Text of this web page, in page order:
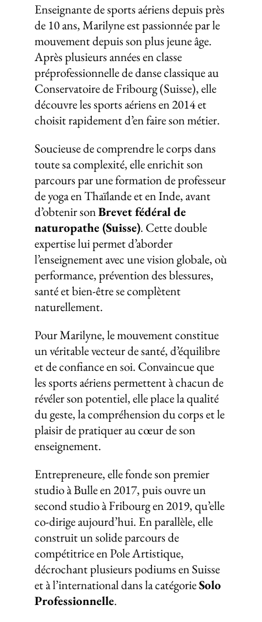
Enseignante de sports aériens depuis près
de 10 ans, Marilyne est passionnée par le
mouvement depuis son plus jeune âge.
Après plusieurs années en classe
préprofessionnelle de danse classique au
Conservatoire de Fribourg (Suisse), elle
découvre les sports aériens en 2014 et
choisit rapidement d’en faire son métier.
Soucieuse de comprendre le corps dans
toute sa complexité, elle enrichit son
parcours par une formation de professeur
de yoga en Thaïlande et en Inde, avant
d’obtenir sonBrevet fédéral de
naturopathe (Suisse). Cette double
expertise lui permet d’aborder
l’enseignement avec une vision globale, où
performance, prévention des blessures,
santé et bien-être se complètent
naturellement.
Pour Marilyne, le mouvement constitue
un véritable vecteur de santé, d’équilibre
et de confiance en soi. Convaincue que
les sports aériens permettent à chacun de
révéler son potentiel, elle place la qualité
du geste, la compréhension du corps et le
plaisir de pratiquer au cœur de son
enseignement.
Entrepreneure, elle fonde son premier
studio à Bulle en 2017, puis ouvre un
second studio à Fribourg en 2019, qu’elle
co-dirige aujourd’hui. En parallèle, elle
construit un solide parcours de
compétitrice en Pole Artistique,
décrochant plusieurs podiums en Suisse
et à l’international dans la catégorieSolo
Professionnelle.